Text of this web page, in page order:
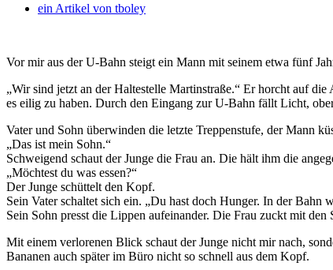
ein Artikel von tboley
Vor mir aus der U-Bahn steigt ein Mann mit seinem etwa fünf
„Wir sind jetzt an der Haltestelle Martinstraße.“ Er horcht auf
es eilig zu haben. Durch den Eingang zur U-Bahn fällt Licht,
Vater und Sohn überwinden die letzte Treppenstufe, der Mann
„Das ist mein Sohn.“
Schweigend schaut der Junge die Frau an. Die hält ihm die
„Möchtest du was essen?“
Der Junge schüttelt den Kopf.
Sein Vater schaltet sich ein. „Du hast doch Hunger. In der Bahn
Sein Sohn presst die Lippen aufeinander. Die Frau zuckt mit
Mit einem verlorenen Blick schaut der Junge nicht mir nach,
Bananen auch später im Büro nicht so schnell aus dem Kopf.